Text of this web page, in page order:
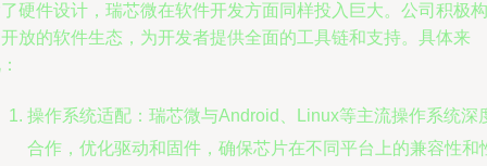
硬件设计，瑞芯微在软件开发方面同样投入巨大。公司积极构
放的软件生态，为开发者提供全面的工具链和支持。具体来
操作系统适配：瑞芯微与Android、Linux等主流操作系统深
合作，优化驱动和固件，确保芯片在不同平台上的兼容性和